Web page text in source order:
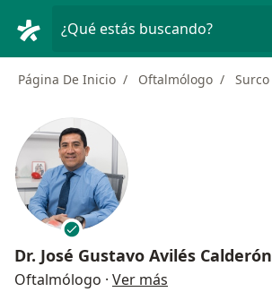
¿Qué estás buscando?
Página De Inicio Oftalmólogo Surco
Dr. José Gustavo Avilés Calderón
Oftalmólogo · Ver más